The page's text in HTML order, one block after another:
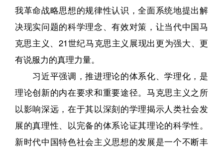
我革命战略思想的规律性认识，全面系统地提出解
决现实问题的科学理念、有效对策，让当代中国马
克思主义、21世纪马克思主义展现出更为强大、更
有说服力的真理力量。
习近平强调，推进理论的体系化、学理化，是
理论创新的内在要求和重要途径。马克思主义之所
以影响深远，在于其以深刻的学理揭示人类社会发
展的真理性、以完备的体系论证其理论的科学性。
新时代中国特色社会主义思想的发展是一个不断丰